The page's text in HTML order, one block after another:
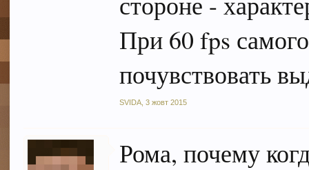
При 60 fps
почувствовать
SVIDA ,3 жовт 2015
Рома, почему